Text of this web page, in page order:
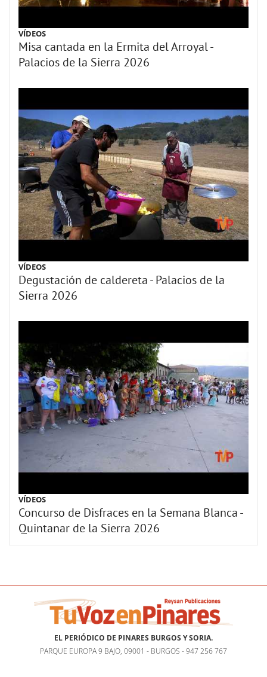
VÍDEOS
Misa cantada en la Ermita del Arroyal -
Palacios de la Sierra 2026
VÍDEOS
Degustación de caldereta - Palacios de la
Sierra 2026
VÍDEOS
Concurso de Disfraces en la Semana Blanca -
Quintanar de la Sierra 2026
EL PERIÓDICO DE PINARES BURGOS Y SORIA.
PARQUE EUROPA 9 BAJO, 09001 - BURGOS - 947 256 767